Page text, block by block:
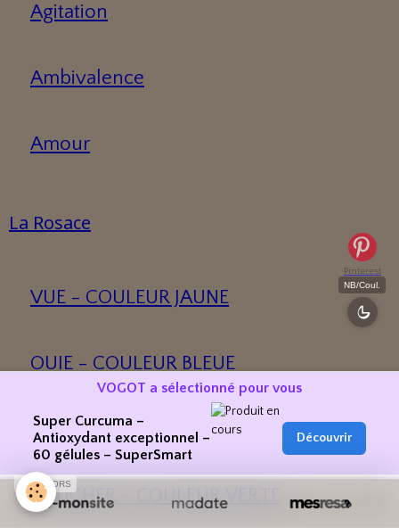
Agitation
Ambivalence
Amour
La Rosace
VUE - COULEUR JAUNE
OUIE - COULEUR BLEUE
ODORAT - COULEUR ROUGE
TOUCHER - COULEUR VERTE
Pinterest
NB/Coul.
VOGOT a sélectionné pour vous
Super Curcuma –
Antioxydant exceptionnel –
60 gélules – SuperSmart
Découvrir
SPONSORS